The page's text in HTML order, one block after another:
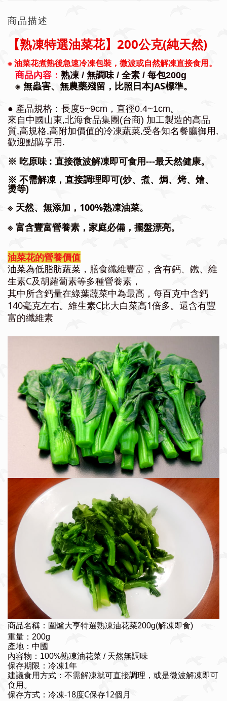
商品描述
【熟凍特選油菜花】200公克(純天然)
※油菜花煮熟後急速冷凍包裝，微波或自然解凍直接食用。
商品內容： 熟凍 / 無調味 / 全素 / 每包200g
※ 無蟲害、無農藥殘留，比照日本JAS標準。
● 產品規格：長度5~9cm，直徑0.4~1cm。
來自中國山東,北海食品集團(台商) 加工製造的高品
質,高規格,高附加價值的冷凍蔬菜,受各知名餐廳御用,
歡迎點購享用.
※ 吃原味 : 直接微波解凍即可食用---最天然健康。
※ 不需解凍，直接調理即可(炒、煮、焗、烤、燴、
燙等)
※ 天然、無添加，100%熟凍油菜。
※ 富含豐富營養素，家庭必備，擺盤漂亮。
油菜花的營養價值
油菜為低脂肪蔬菜，膳食纖維豐富，含有鈣、鐵、維
生素C及胡蘿蔔素等多種營養素，
其中所含鈣量在綠葉蔬菜中為最高，每百克中含鈣
140毫克左右。維生素C比大白菜高1倍多。還含有豐
富的纖維素
商品名稱： 圍爐大亨特選熟凍油花菜200g(解凍即食)
重量：200g
產地：中國
內容物：100%熟凍油花菜 / 天然無調味
保存期限：冷凍1年
建議食用方式：不需解凍就可直接調理，或是微波解凍即可
食用。
保存方式：冷凍-18度C保存12個月